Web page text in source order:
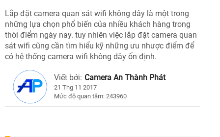
Lắp đặt camera quan sát wifi không dây là một trong
những lựa chọn phổ biến của nhiều khách hàng trong
thời điểm ngày nay. tuy nhiên việc lắp đặt camera quan
sát wifi cũng cần tìm hiểu kỹ những ưu nhược điểm để
có hệ thống camera wifi không dây ổn định.
Viết bởi: Camera An Thành Phát
21 Thg 11 2017
Mức độ quan tâm: 243960